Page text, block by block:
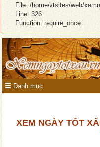
File: /home/vtsites/web/
Line: 326
Function: require_once
Danh mục
XEM NGÀY TỐT